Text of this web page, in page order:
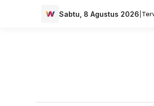
Sabtu, 8 Agustus 2026